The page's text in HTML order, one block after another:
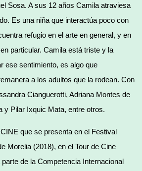
Sosa. A sus 12 años Camila atraviesa
Es una niña que interactúa poco con
refugio en el arte en general, y en
particular. Camila está triste y la
ese sentimiento, es algo que
a los adultos que la rodean. Con
Cianguerotti, Adriana Montes de
y Pilar Ixquic Mata, entre otros.
que se presenta en el Festival
Morelia (2018), en el Tour de Cine
de la Competencia Internacional